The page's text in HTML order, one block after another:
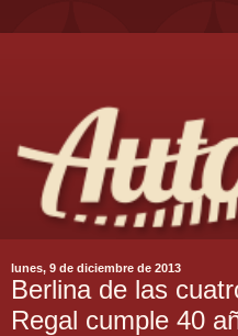
lunes, 9 de diciembre de 2013
Berlina de las
Regal cumple 40